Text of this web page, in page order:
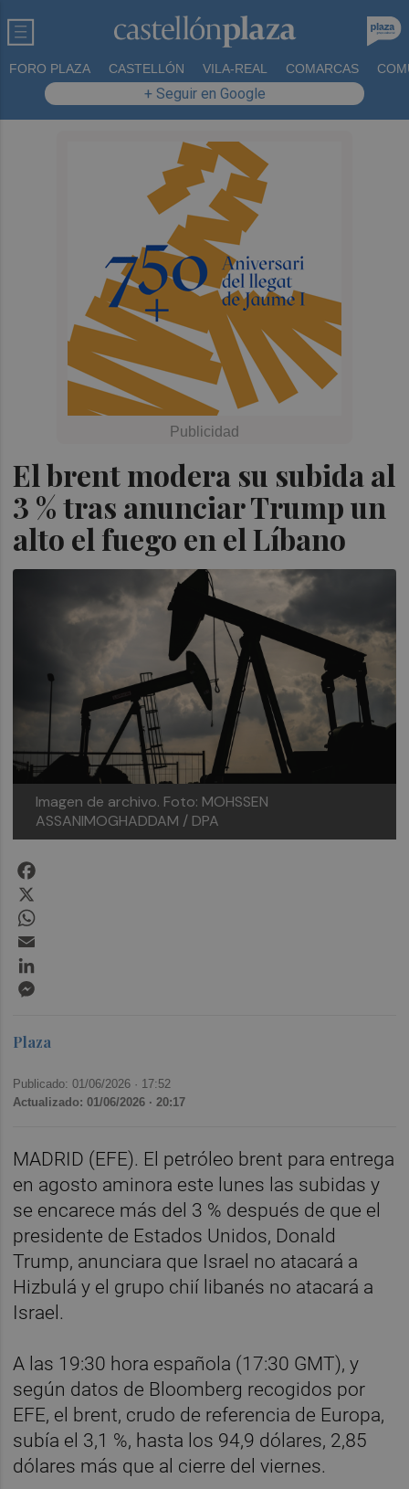
FORO PLAZA CASTELLÓN VILA-REAL COMARCAS
+ Seguir en Google
El brent modera su subida al
3 % tras anunciar Trump un
alto el fuego en el Líbano
Imagen de archivo. Foto: MOHSSEN
ASSANIMOGHADDAM / DPA
Plaza
Publicado: 01/06/2026 · 17:52
Actualizado: 01/06/2026 · 20:17
MADRID (EFE). El petróleo brent para entrega
en agosto aminora este lunes las subidas y
se encarece más del 3 % después de que el
presidente de Estados Unidos, Donald
Trump, anunciara que Israel no atacará a
Hizbulá y el grupo chií libanés no atacará a
Israel.
A las 19:30 hora española (17:30 GMT), y
según datos de Bloomberg recogidos por
EFE, el brent, crudo de referencia de Europa,
subía el 3,1 %, hasta los 94,9 dólares, 2,85
dólares más que al cierre del viernes.